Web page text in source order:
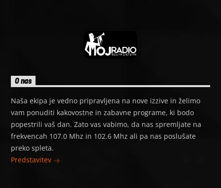
O nas
Naša ekipa je vedno pripravljena na nove izzive in želimo
vam ponuditi kakovostne in zabavne programe, ki bodo
popestrili vaš dan. Zato vas vabimo, da nas spremljate na
frekvencah 107.0 Mhz in 102.6 Mhz ali pa nas poslušate
preko spleta.
Predstavitev